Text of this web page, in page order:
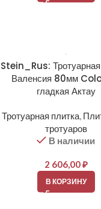
Stein_Rus:
Валенсия 80мм
гладкая Актау
Тротуарная плитка,
тротуаров
В наличии
2 606,00₽
В КОРЗИНУ